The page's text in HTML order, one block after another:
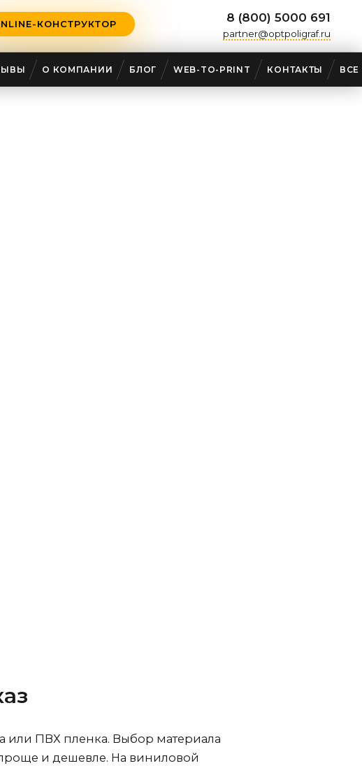
КОНСТРУКТОР 8 (800) 5000 691
partner@optpoligraf.ru
О КОМПАНИИ БЛОГ WEB-TO-PRINT КОНТАКТЫ ВСЕ
или ПВХ пленка. Выбор материала
и дешевле. На виниловой